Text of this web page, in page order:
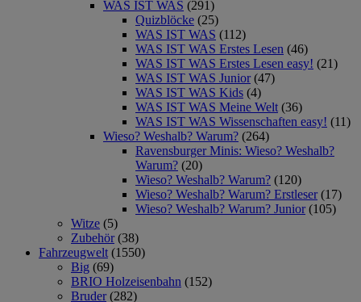
WAS IST WAS (291)
Quizblöcke (25)
WAS IST WAS (112)
WAS IST WAS Erstes Lesen (46)
WAS IST WAS Erstes Lesen easy! (21)
WAS IST WAS Junior (47)
WAS IST WAS Kids (4)
WAS IST WAS Meine Welt (36)
WAS IST WAS Wissenschaften easy! (11)
Wieso? Weshalb? Warum? (264)
Ravensburger Minis: Wieso? Weshalb?
Warum? (20)
Wieso? Weshalb? Warum? (120)
Wieso? Weshalb? Warum? Erstleser (17)
Wieso? Weshalb? Warum? Junior (105)
Witze (5)
Zubehör (38)
Fahrzeugwelt (1550)
Big (69)
BRIO Holzeisenbahn (152)
Bruder (282)